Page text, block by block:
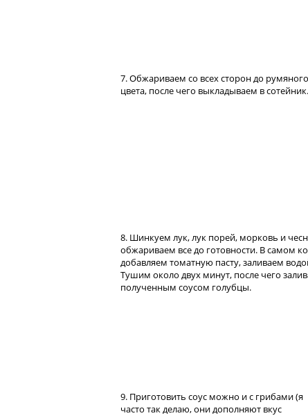
7. Обжариваем со всех сторон до румяного
цвета, после чего выкладываем в сотейник.
8. Шинкуем лук, лук порей, морковь и
обжариваем все до готовности. В самом
добавляем томатную пасту, заливаем
Тушим около двух минут, после чего
полученным соусом голубцы.
9. Приготовить соус можно и с грибами (я
часто так делаю, они дополняют вкус